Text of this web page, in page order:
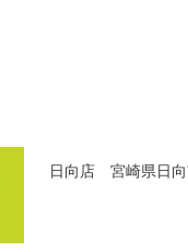
日向店 宮崎県日